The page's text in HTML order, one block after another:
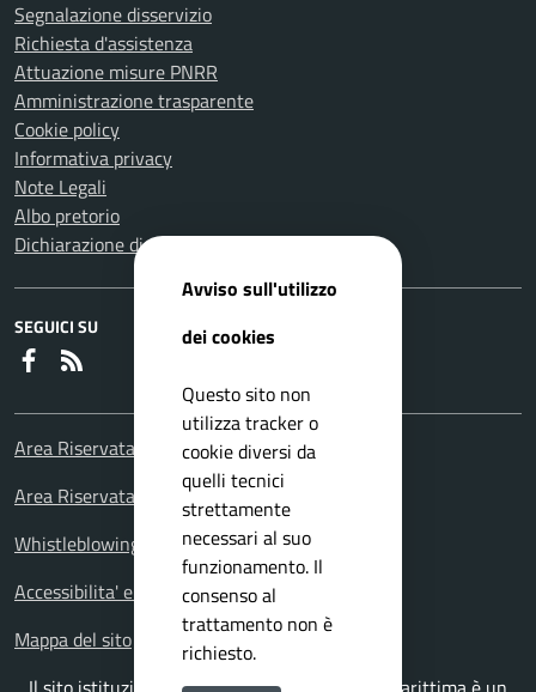
Segnalazione disservizio
Richiesta d'assistenza
Attuazione misure PNRR
Amministrazione trasparente
Cookie policy
Informativa privacy
Note Legali
Albo pretorio
Dichiarazione di accessibilità
SEGUICI SU
Faceboook
Area Riservata Consiglieri Comunali
Area Riservata Polizia Locale
Whistleblowing – Segnalazioni illeciti
Accessibilita' e meccanismo di feedback
Mappa del sito
Avviso sull'utilizzo
dei cookies
Questo sito non
utilizza tracker o
cookie diversi da
quelli tecnici
strettamente
necessari al suo
funzionamento. Il
consenso al
trattamento non è
richiesto.